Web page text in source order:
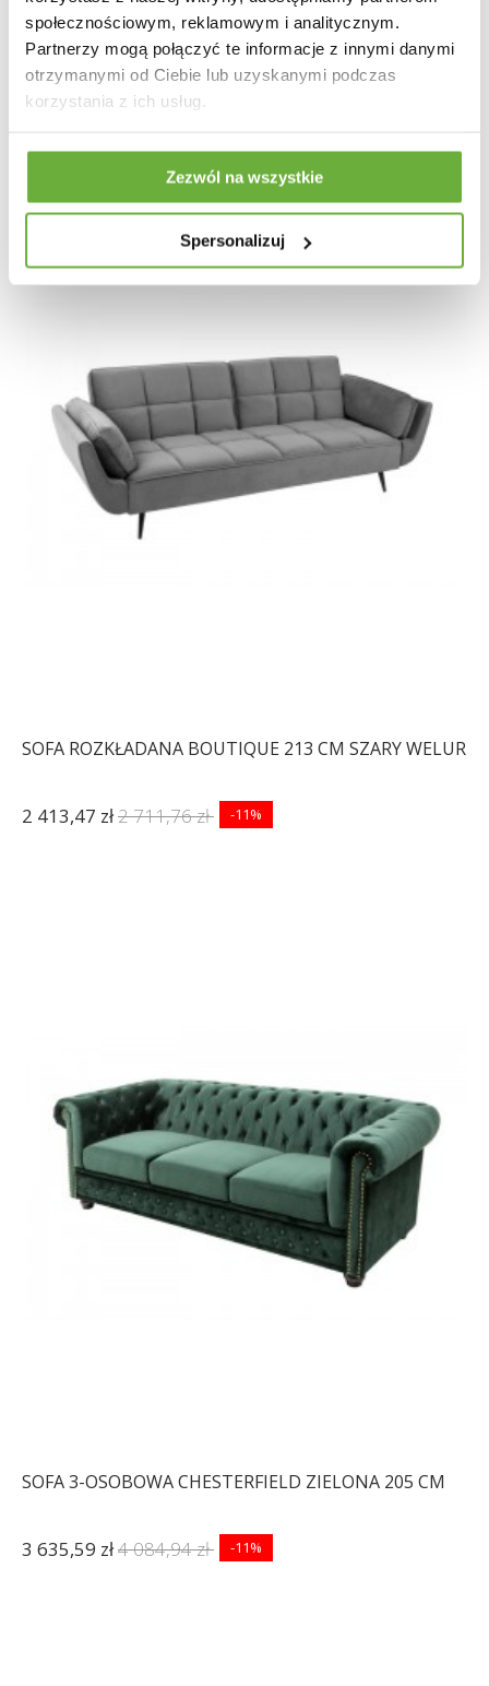
społecznościowym, reklamowym i analitycznym.
Partnerzy mogą połączyć te informacje z innymi danymi
otrzymanymi od Ciebie lub uzyskanymi podczas
korzystania z ich usług.
Zezwól na wszystkie
Spersonalizuj
SOFA ROZKŁADANA BOUTIQUE 213 CM ZIELONY
WELUR
2 413,47 zł2 711,76 zł -11%
SOFA ROZKŁADANA BOUTIQUE 213 CM SZARY WELUR
2 413,47 zł2 711,76 zł -11%
SOFA 3-OSOBOWA CHESTERFIELD ZIELONA 205 CM
3 635,59 zł4 084,94 zł -11%